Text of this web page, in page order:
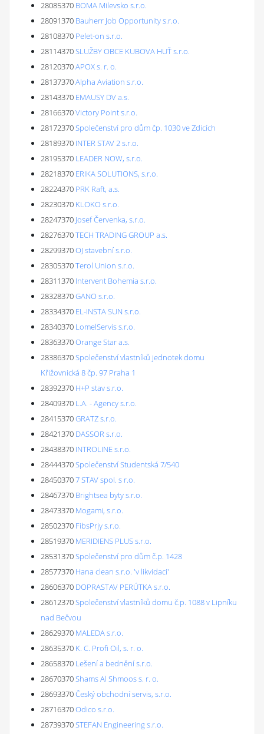
28085370 BOMA Milevsko s.r.o.
28091370 Bauherr Job Opportunity s.r.o.
28108370 Pelet-on s.r.o.
28114370SLUŽBY OBCE KUBOVA HUŤ s.r.o.
28120370APOX s. r. o.
28137370Alpha Aviation s.r.o.
28143370 EMAUSY DV a.s.
28166370Victory Point s.r.o.
28172370Společenství pro dům čp. 1030 ve Zdicích
28189370 INTER STAV 2 s.r.o.
28195370 LEADER NOW, s.r.o.
28218370 ERIKA SOLUTIONS, s.r.o.
28224370 PRK Raft, a.s.
28230370 KLOKO s.r.o.
28247370 Josef Červenka, s.r.o.
28276370TECH TRADING GROUP a.s.
28299370OJ stavební s.r.o.
28305370Terol Union s.r.o.
28311370 Intervent Bohemia s.r.o.
28328370GANO s.r.o.
28334370 EL-INSTA SUN s.r.o.
28340370 LomelServis s.r.o.
28363370Orange Star a.s.
28386370Společenství vlastníků jednotek domu
Křižovnická 8 čp. 97 Praha 1
28392370 H+P stav s.r.o.
28409370 L.A. - Agency s.r.o.
28415370GRATZ s.r.o.
28421370 DASSOR s.r.o.
28438370 INTROLINE s.r.o.
28444370Společenství Studentská 7/540
284503707 STAV spol. s r.o.
28467370 Brightsea byty s.r.o.
28473370 Mogami, s.r.o.
28502370 FibsPrjy s.r.o.
28519370 MERIDIENS PLUS s.r.o.
28531370Společenství pro dům č.p. 1428
28577370 Hana clean s.r.o. 'v likvidaci'
28606370 DOPRASTAV PERÚTKA s.r.o.
28612370Společenství vlastníků domu č.p. 1088 v Lipníku
nad Bečvou
28629370 MALEDA s.r.o.
28635370 K. C. Profi Oil, s. r. o.
28658370 Lešení a bednění s.r.o.
28670370Shams Al Shmoos s. r. o.
28693370Český obchodní servis, s.r.o.
28716370Odico s.r.o.
28739370STEFAN Engineering s.r.o.